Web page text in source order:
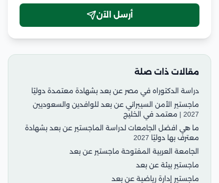
أرسل الآن
مقالات ذات صلة
دراسة الدكتوراه في مصر عن بعد بشهادة معتمدة دوليًا
ماجستير الأمن السيبراني عن بعد للوافدين والسعوديين
2027 | معتمد في الخليج
ما هي افضل الجامعات لدراسة الماجستير عن بعد بشهادة
معترف بها دوليًا 2027
الجامعة العربية المفتوحة ماجستير عن بعد
ماجستير بيئة عن بعد
ماجستير إدارة رياضية عن بعد